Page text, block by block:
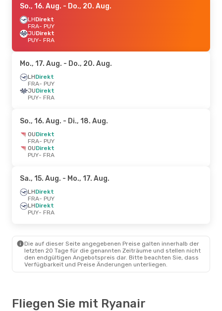
So., 16. Aug. - Do., 20. Aug.
LHDirekt
FRA- PUY
JUDirekt
PUY- FRA
Mo., 17. Aug. - Do., 20. Aug.
LHDirekt
FRA- PUY
JUDirekt
PUY- FRA
So., 16. Aug. - Di., 18. Aug.
OUDirekt
FRA- PUY
OUDirekt
PUY- FRA
Sa., 15. Aug. - Mo., 17. Aug.
LHDirekt
FRA- PUY
LHDirekt
PUY- FRA
Die auf dieser Seite angegebenen Preise galten innerhalb der
letzten 20 Tage für die genannten Zeiträume und stellen nicht
den endgültigen Angebotspreis dar. Bitte beachten Sie, dass
Verfügbarkeit und Preise Änderungen unterliegen.
Fliegen Sie mit Ryanair